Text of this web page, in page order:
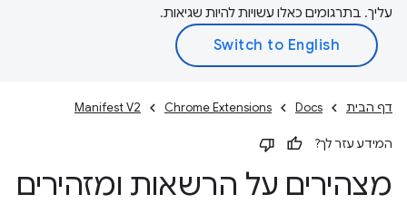
עליך. בתרגומים כאלו עשויות להיות שגיאות.
דף הבית Docs
Chrome Extensions
Manifest V2
המידע עזר לך?
מצהירים על הרשאות ומזהירים